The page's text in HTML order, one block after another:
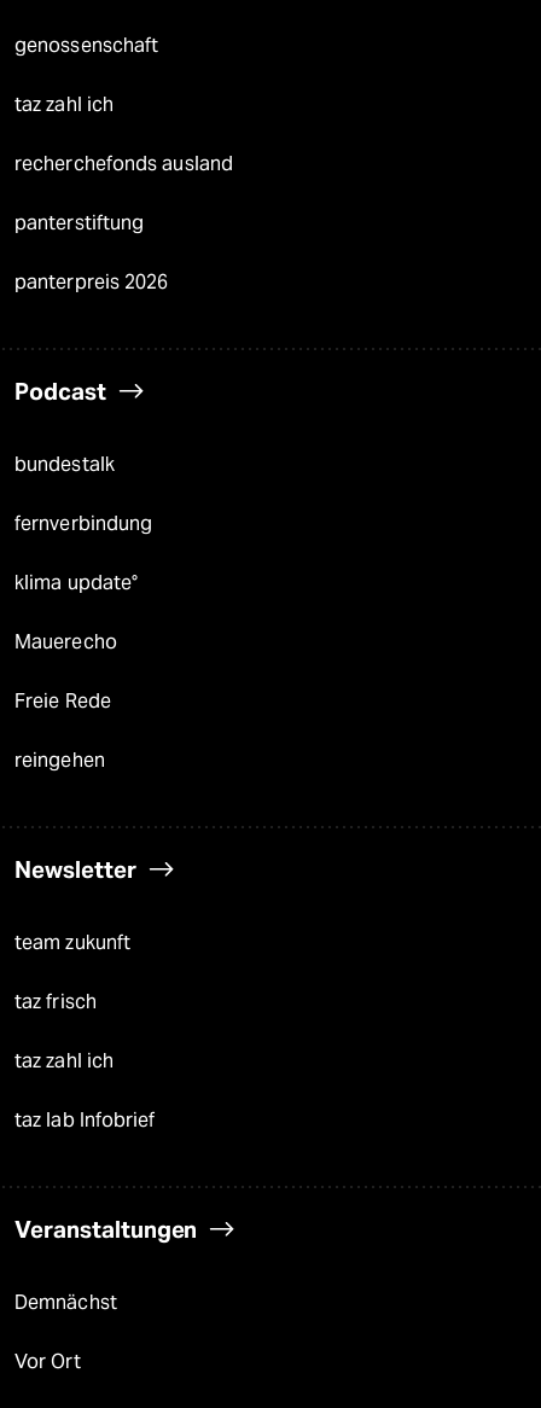
genossenschaft
taz zahl ich
recherchefonds ausland
panterstiftung
panterpreis 2026
Podcast
bundestalk
fernverbindung
klima update°
Mauerecho
Freie Rede
reingehen
Newsletter
team zukunft
taz frisch
taz zahl ich
taz lab Infobrief
Veranstaltungen
Demnächst
Vor Ort